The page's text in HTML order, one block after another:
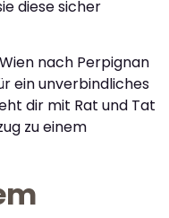
diese sicher
nach Perpignan
ein unverbindliches
dir mit Rat und Tat
zu einem